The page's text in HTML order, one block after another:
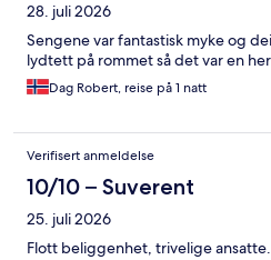
28. juli 2026
Sengene var fantastisk myke og
lydtett på rommet så det var en
Dag Robert, reise på 1 natt
Verifisert anmeldelse
10/10 – Suverent
25. juli 2026
Flott beliggenhet, trivelige ansatte.